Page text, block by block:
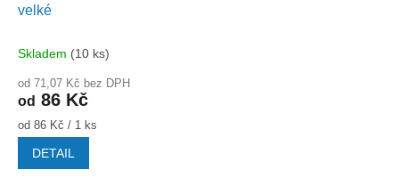
velké
Skladem (10 ks)
od 71,07 Kč bez DPH
od 86 Kč
Měrná
cena:
od 86 Kč / 1 ks
DETAIL